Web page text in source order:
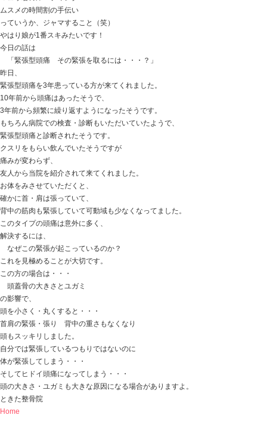
昨日の患者さんで、
洗濯物を干すとき
家事で上の物を取るとき
肩が痛いという患者さんがお見えになってくれました。
肩をあげてもらうと
水平以上に挙がらなく、痛みで顔をしかめる様子。
自力では挙げられないけど、
介助すれば一応上まで上がる様でした。
この場合・・・
肩は治療をしません。
肘を調整するだけで・・・
「え！なんで上がるの・・・！？」
って、その場で変化します。
肘が肩の動きをジャマしていたケースです。
今まで、ストレッチやら電気治療などしていたみたいで
その場で痛みは抜けました。
こんなケースもありますので、
肩が痛くて挙がらない・・・
治療してても良くならない・・・
その場合は、
もしかしたら肩が悪わけではないかもしれませんよ！
ときた整骨院
Home